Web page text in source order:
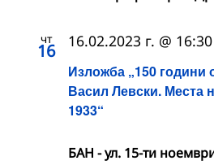
чт
16
Изложба „150 години
Васил Левски. Места
1933“
16.02.2023 г. @ 16:30
БАН - ул. 15-ти